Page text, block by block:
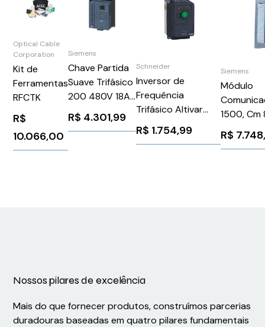
Optical Cable
Corporation
Kit de
Ferramentas
RFCTK
R$
10.066,00
Siemens
Chave Partida
Suave Trifásico
200 480V 18A
24V
3RW55141HA04
R$ 4.301,99
Schneider
Inversor de
Frequência
Trifásico Altivar
320
(VSD)Trifásico200-
R$ 1.754,99
Siemens
Módulo
1500, Cm
24V
R$
Nossos pilares de excelência
Mais do que fornecer produtos, construímos parcerias
duradouras baseadas em quatro pilares fundamentais